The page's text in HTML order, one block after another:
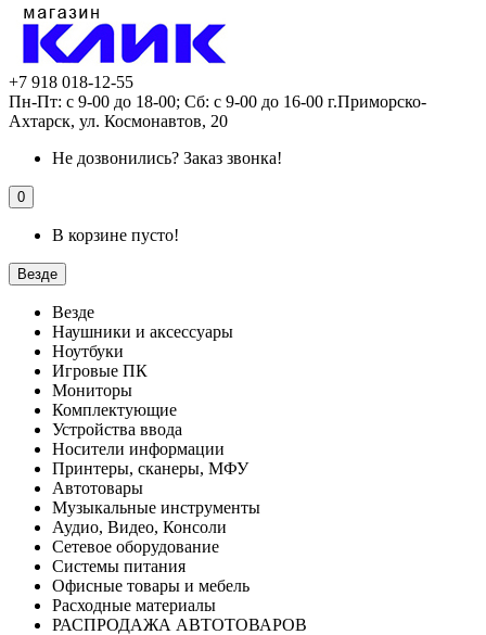
+7 918 018-12-55
Пн-Пт: с 9-00 до 18-00; Сб: с 9-00 до 16-00 г.Приморско-
Ахтарск, ул. Космонавтов, 20
Не дозвонились? Заказ звонка!
0
В корзине пусто!
Везде
Везде
Наушники и аксессуары
Ноутбуки
Игровые ПК
Мониторы
Комплектующие
Устройства ввода
Носители информации
Принтеры, сканеры, МФУ
Автотовары
Музыкальные инструменты
Аудио, Видео, Консоли
Сетевое оборудование
Системы питания
Офисные товары и мебель
Расходные материалы
РАСПРОДАЖА АВТОТОВАРОВ